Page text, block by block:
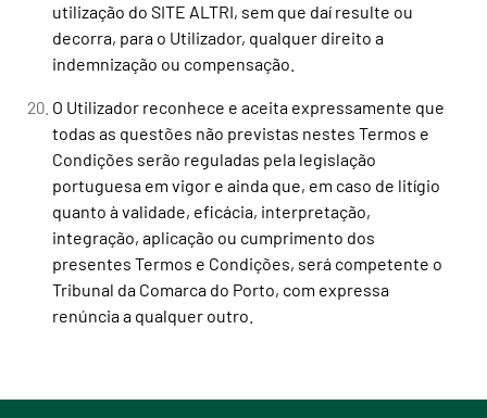
utilização do SITE ALTRI, sem que daí resulte ou
decorra, para o Utilizador, qualquer direito a
indemnização ou compensação.
O Utilizador reconhece e aceita expressamente que
todas as questões não previstas nestes Termos e
Condições serão reguladas pela legislação
portuguesa em vigor e ainda que, em caso de litígio
quanto à validade, eficácia, interpretação,
integração, aplicação ou cumprimento dos
presentes Termos e Condições, será competente o
Tribunal da Comarca do Porto, com expressa
renúncia a qualquer outro.